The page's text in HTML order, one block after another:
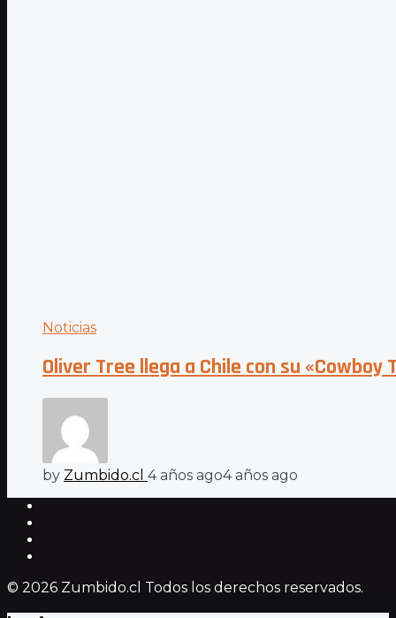
Noticias
Oliver Tree llega a Chile con su «Cowboy
by Zumbido.cl 4 años ago4 años ago
© 2026 Zumbido.cl Todos los derechos reservados.